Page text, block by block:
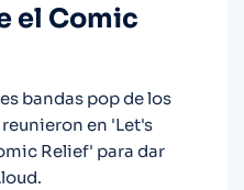
el Comic
bandas pop de los
en 'Let's
Relief' para dar